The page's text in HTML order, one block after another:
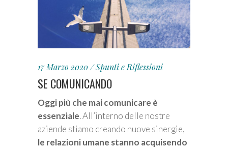
17 Marzo 2020 Spunti e Riflessioni
SE COMUNICANDO
Oggi più che mai comunicare è
essenziale. All’interno delle nostre
aziende stiamo creando nuove sinergie,
le relazioni umane stanno acquisendo